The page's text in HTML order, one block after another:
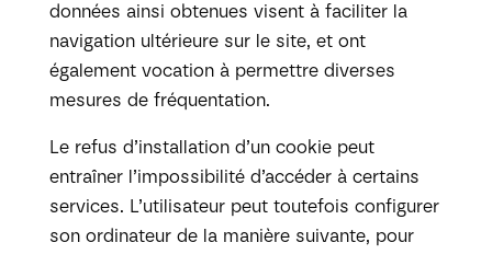
données ainsi obtenues visent à faciliter la
navigation ultérieure sur le site, et ont
également vocation à permettre diverses
mesures de fréquentation.
Le refus d’installation d’un cookie peut
entraîner l’impossibilité d’accéder à certains
services. L’utilisateur peut toutefois configurer
son ordinateur de la manière suivante, pour